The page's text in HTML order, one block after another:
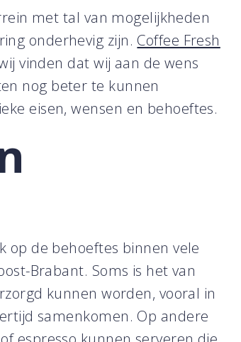
met tal van mogelijkheden
onderhevig zijn. Coffee Fresh
vinden dat wij aan de wens
nog beter te kunnen
eisen, wensen en behoeftes.
op de behoeftes binnen vele
Brabant. Soms is het van
kunnen worden, vooral in
samenkomen. Op andere